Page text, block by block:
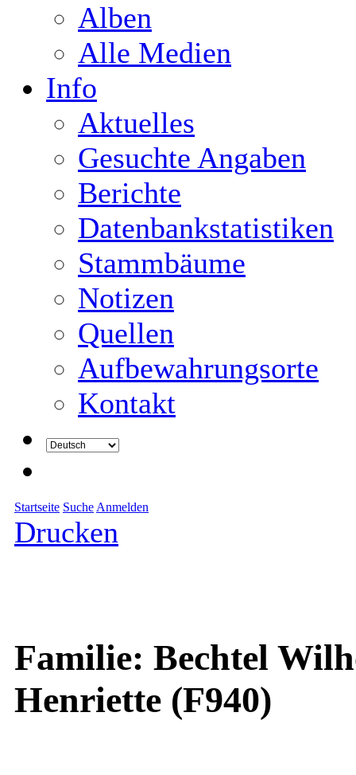
Alben
Alle Medien
Info
Aktuelles
Gesuchte Angaben
Berichte
Datenbankstatistiken
Stammbäume
Notizen
Quellen
Aufbewahrungsorte
Kontakt
Startseite Suche Anmelden
Drucken
Familie: Bechtel
Henriette (F940)